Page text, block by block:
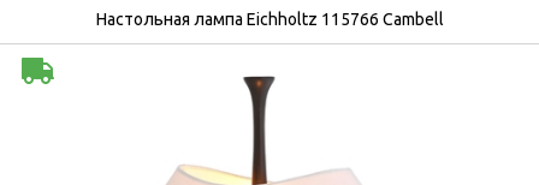
Настольная лампа Eichholtz 115766 Cambell